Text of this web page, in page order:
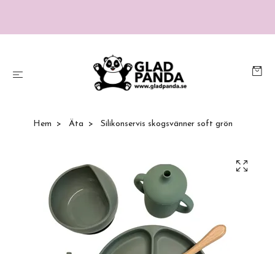
Hem Äta Silikonservis skogsvänner soft grön